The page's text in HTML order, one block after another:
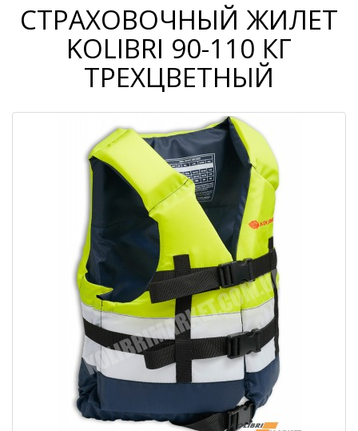
СТРАХОВОЧНЫЙ ЖИЛЕТ
KOLIBRI 90-110 КГ
ТРЕХЦВЕТНЫЙ